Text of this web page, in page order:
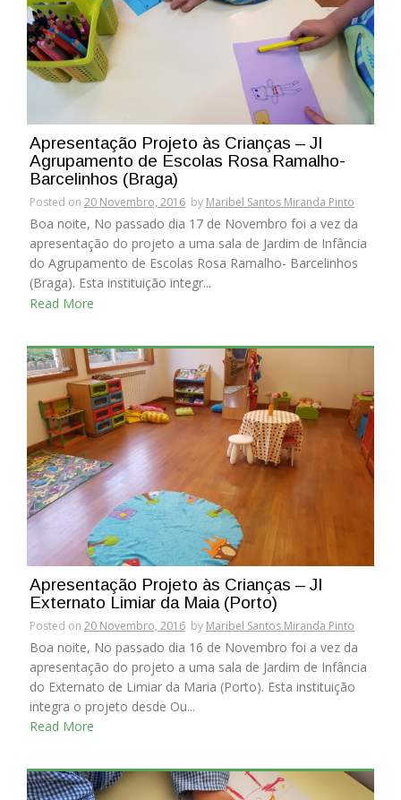
Apresentação Projeto às Crianças – JI
Agrupamento de Escolas Rosa Ramalho-
Barcelinhos (Braga)
Posted on 20 Novembro, 2016 by Maribel Santos Miranda Pinto
Boa noite, No passado dia 17 de Novembro foi a vez da
apresentação do projeto a uma sala de Jardim de Infância
do Agrupamento de Escolas Rosa Ramalho- Barcelinhos
(Braga). Esta instituição integr...
Read More
Apresentação Projeto às Crianças – JI
Externato Limiar da Maia (Porto)
Posted on 20 Novembro, 2016 by Maribel Santos Miranda Pinto
Boa noite, No passado dia 16 de Novembro foi a vez da
apresentação do projeto a uma sala de Jardim de Infância
do Externato de Limiar da Maria (Porto). Esta instituição
integra o projeto desde Ou...
Read More